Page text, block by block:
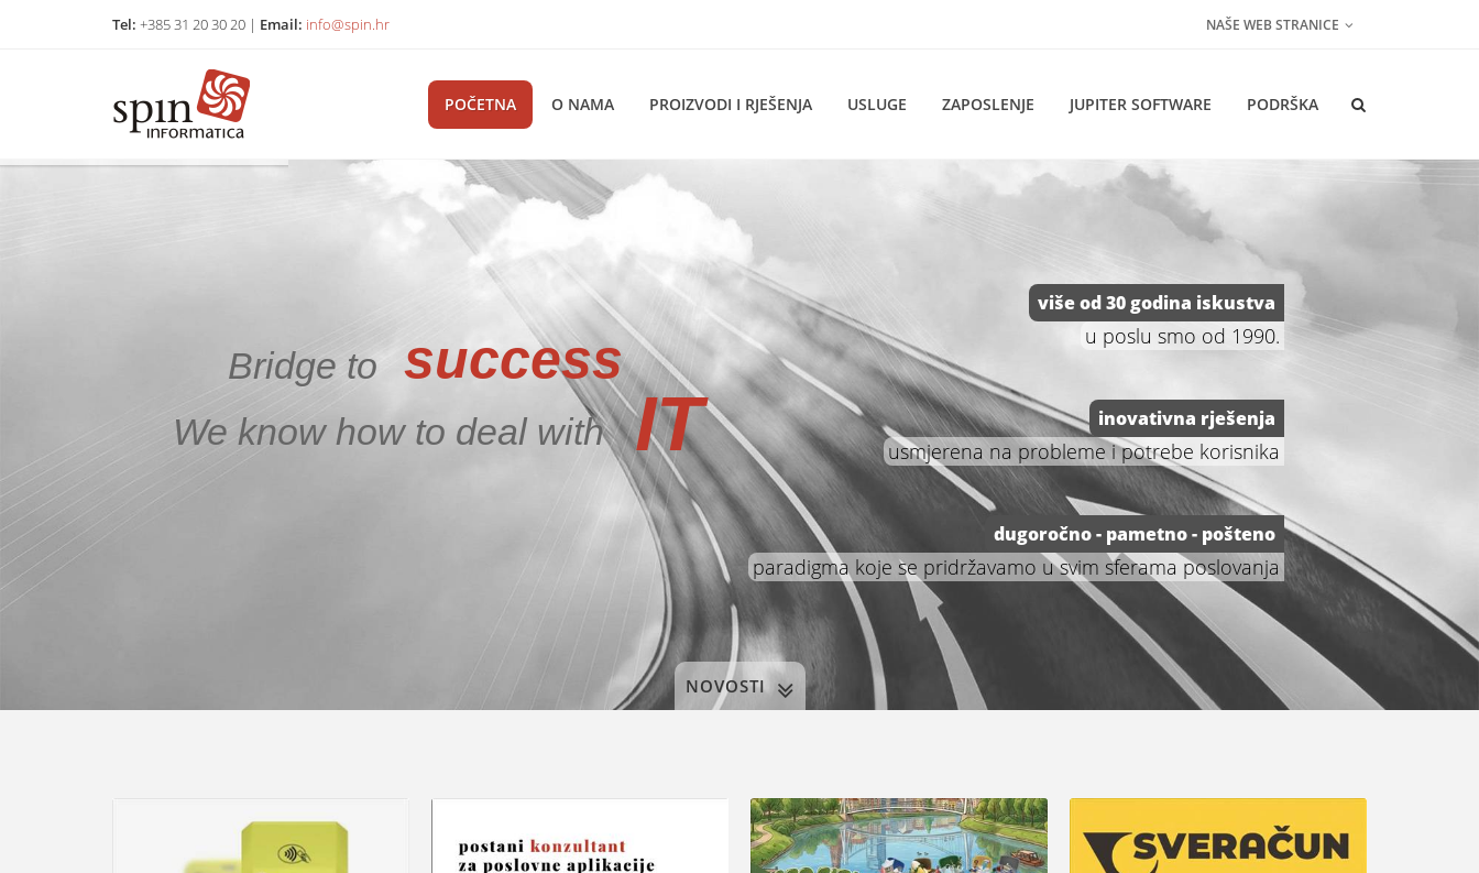
Tel: +385 31 20 30 20 | Email: info@spin.hr NAŠE WEB STRANICE
POČETNA O NAMA PROIZVODI I RJEŠENJA USLUGE ZAPOSLENJE JUPITER SOFTWARE PODRŠKA
Bridge to success
We know how to deal with IT
više od 30 godina iskustva
u poslu smo od 1990.
inovativna rješenja
usmjerena na probleme i potrebe korisnika
dugoročno - pametno - pošteno
paradigma koje se pridržavamo u svim sferama poslovanja
NOVOSTI